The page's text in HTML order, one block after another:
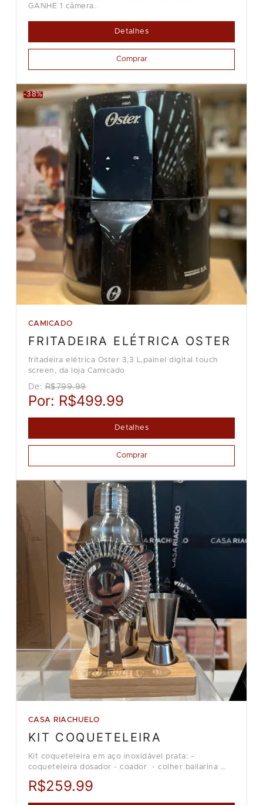
GANHE 1 câmera.
Detalhes
Comprar
-38%
CAMICADO
FRITADEIRA ELÉTRICA OSTER
fritadeira elétrica Oster 3,3 L,painel digital touch
screen, da loja Camicado
De: R$799.99
Por: R$499.99
Detalhes
Comprar
CASA RIACHUELO
KIT COQUETELEIRA
Kit coqueteleira em aço inoxidável prata: -
coqueteleira dosador - coador - colher bailarina
Loja Casa Riachuelo.
R$259.99